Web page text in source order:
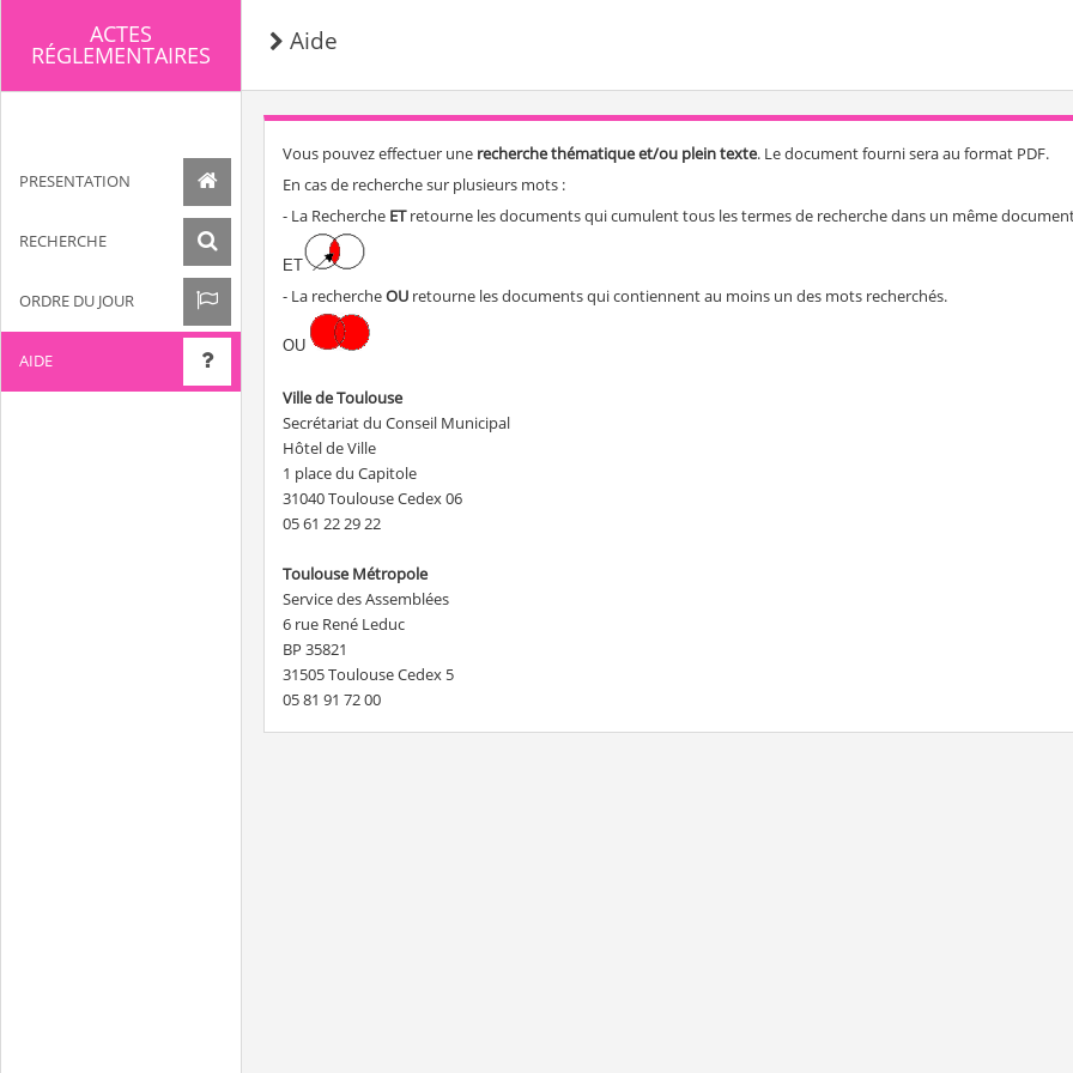
ACTES
RÉGLEMENTAIRES
PRESENTATION
RECHERCHE
ORDRE DU JOUR
AIDE
Aide
Vous pouvez effectuer une recherche thématique et/ou plein texte. Le document fourni sera au format PDF.
En cas de recherche sur plusieurs mots :
- La Recherche ETretourne les documents qui cumulent tous les termes de recherche dans un même
ET
- La rechercheOU retourne les documents qui contiennent au moins un des mots recherchés.
OU
Ville de Toulouse
Secrétariat du Conseil Municipal
Hôtel de Ville
1 place du Capitole
31040 Toulouse Cedex 06
05 61 22 29 22
Toulouse Métropole
Service des Assemblées
6 rue René Leduc
BP 35821
31505 Toulouse Cedex 5
05 81 91 72 00